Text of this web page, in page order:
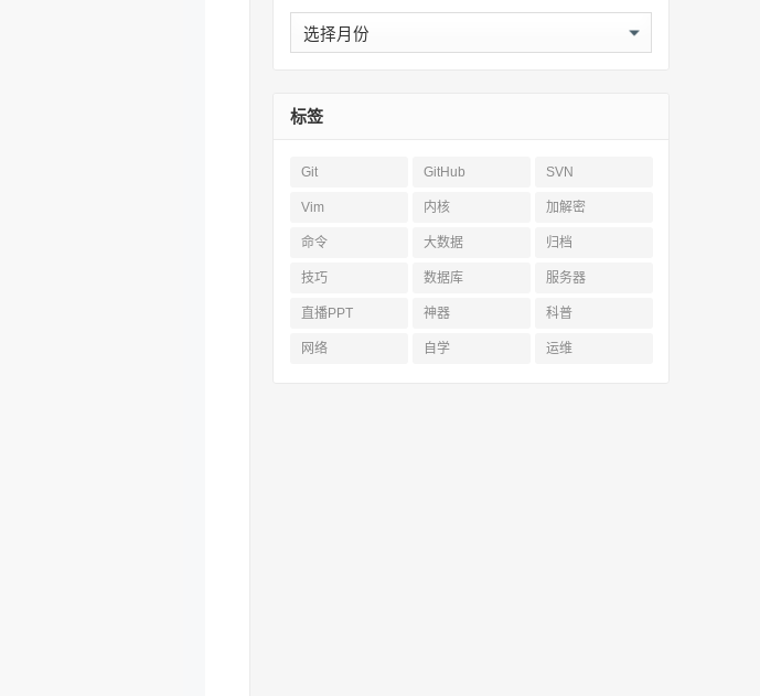
文
章
标签
Git GitHub SVN
Vim 内核 加解密
命令 大数据 归档
技巧 数据库 服务器
直播PPT 神器 科普
网络 自学 运维